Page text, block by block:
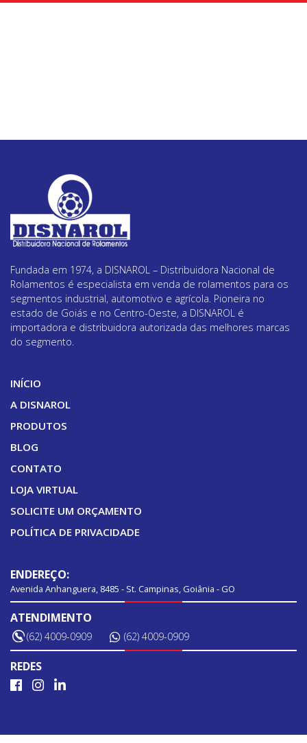
Fundada em 1974, a DISNAROL – Distribuidora Nacional de
Rolamentos é especialista em venda de rolamentos para os
segmentos industrial, automotivo e agrícola. Pioneira no
estado de Goiás e no Centro-Oeste, a DISNAROL é
importadora e distribuidora autorizada das melhores marcas
do segmento.
INÍCIO
A DISNAROL
PRODUTOS
BLOG
CONTATO
LOJA VIRTUAL
SOLICITE UM ORÇAMENTO
POLÍTICA DE PRIVACIDADE
ENDEREÇO:
Avenida Anhanguera, 8485 - St. Campinas, Goiânia - GO
ATENDIMENTO
(62) 4009-0909 (62) 4009-0909
REDES